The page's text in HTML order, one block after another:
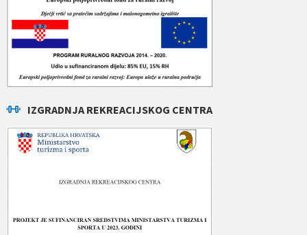
IZGRADNJA REKREACIJSKOG CENTRA